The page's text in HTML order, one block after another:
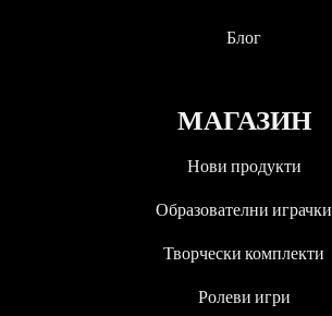
Блог
МАГАЗИН
Нови продукти
Образователни играчки
Творчески комплекти
Ролеви игри